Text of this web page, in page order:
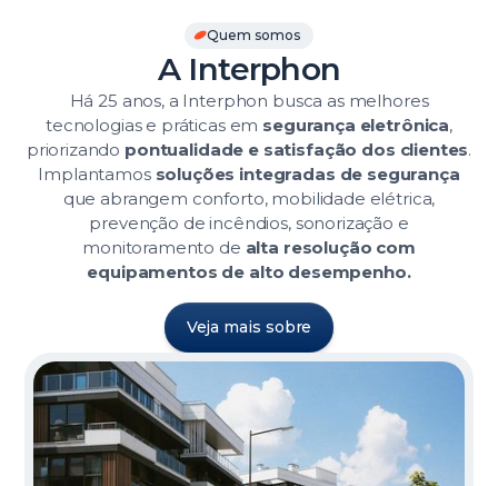
Quem somos
A Interphon
Há 25 anos, a Interphon busca as melhores
tecnologias e práticas em segurança eletrônica,
priorizando pontualidade e satisfação dos clientes.
Implantamos soluções integradas de segurança
que abrangem conforto, mobilidade elétrica,
prevenção de incêndios, sonorização e
monitoramento de alta resolução com
equipamentos de alto desempenho.
Veja mais sobre